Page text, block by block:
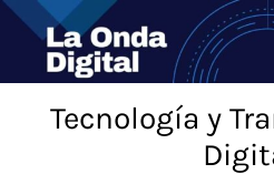
Saltar
contenido
Tecnología y